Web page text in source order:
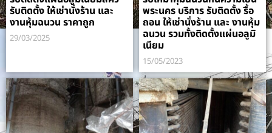
รับติดตั้ง ให้เช่านั่งร้าน และ
งานหุ้มฉนวน ราคาถูก
29/03/2025
พระนคร บริการ รับติดตั้ง รื้อ
ถอน ให้เช่านั่งร้าน และ งานหุ้ม
ฉนวน รวมทั้งติดตั้งแผ่นอลูมิ
เนียม
15/05/2023